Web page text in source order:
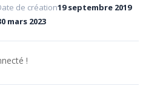
de création19 septembre 2019
mars 2023
!